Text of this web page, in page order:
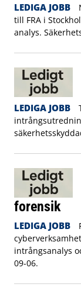
LEDIGA JOBB
till FRA i
analys.
LEDIGA JOBB
forensik
LEDIGA JOBB
intrångsanalys
09-06.